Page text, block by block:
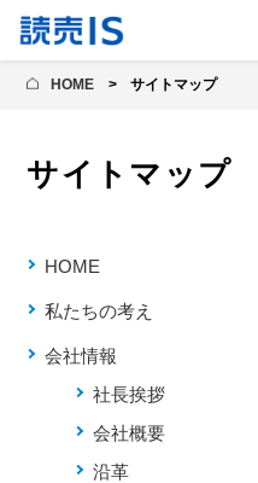
HOME サイトマップ
サイトマップ
HOME
私たちの考え
会社情報
社長挨拶
会社概要
沿革